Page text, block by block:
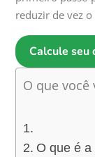
reduzir de vez
Calcule seu
O que
O que é